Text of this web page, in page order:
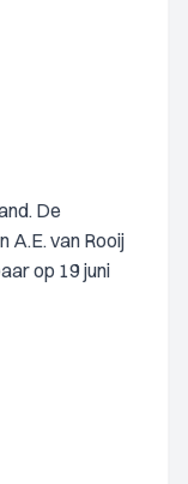
De
A.E. van Rooij
op 19 juni